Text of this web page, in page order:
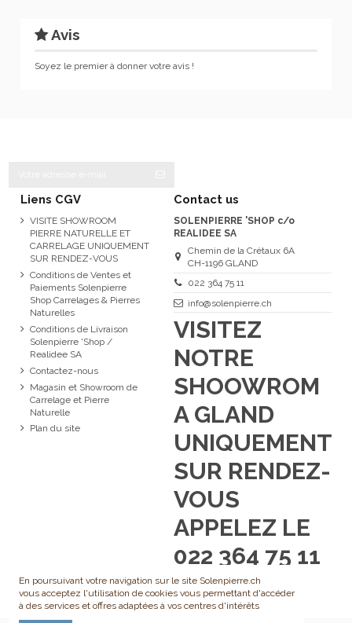
Avis
Soyez le premier à donner votre avis !
Liens CGV
VISITE SHOWROOM
PIERRE NATURELLE ET
CARRELAGE UNIQUEMENT
SUR RENDEZ-VOUS
Conditions de Ventes et
Paiements Solenpierre
Shop Carrelages & Pierres
Naturelles
Conditions de Livraison
Solenpierre 'Shop /
Realidee SA
Contactez-nous
Magasin et Showroom de
Carrelage et Pierre
Naturelle
Plan du site
Contact us
SOLENPIERRE 'SHOP c/o
REALIDEE SA
Chemin de la Crétaux 6A
CH-1196 GLAND
022 364 75 11
info@solenpierre.ch
VISITEZ
NOTRE
SHOOWROM
A GLAND
UNIQUEMENT
SUR RENDEZ-
VOUS
APPELEZ LE
022 364 75 11
En poursuivant votre navigation sur le site Solenpierre.ch
vous acceptez l'utilisation de cookies vous permettant d'accéder
à des services et offres adaptées à vos centres d'intérêts